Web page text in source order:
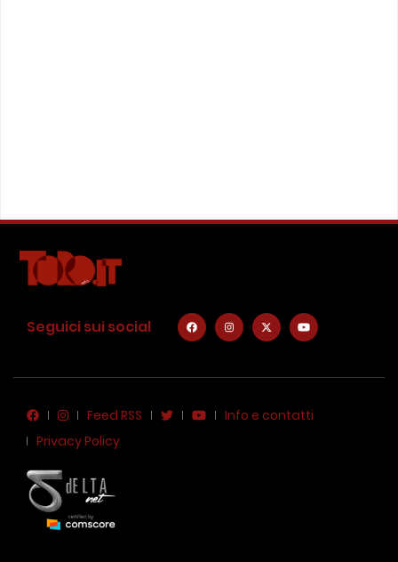
Seguici sui social
Feed RSS
Info e contatti
Privacy Policy